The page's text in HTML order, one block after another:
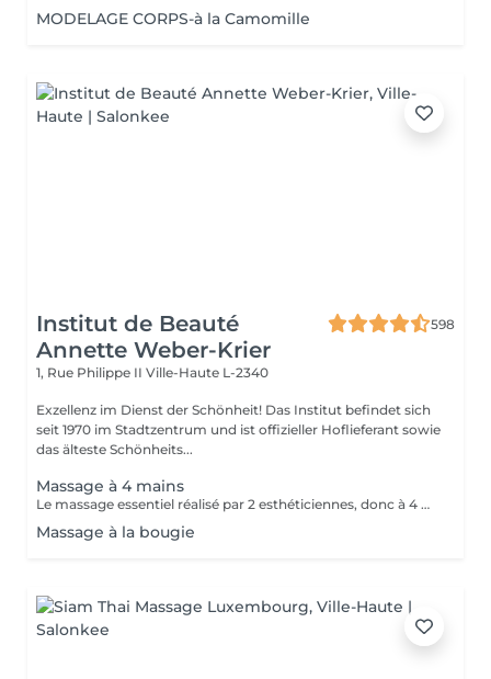
MODELAGE CORPS-à la Camomille
Institut de Beauté
Annette Weber-Krier
598
1, Rue Philippe II Ville-Haute L-2340
Exzellenz im Dienst der Schönheit! Das Institut befindet sich
seit 1970 im Stadtzentrum und ist offizieller Hoflieferant sowie
das älteste Schönheits...
Massage à 4 mains
Le massage essentiel réalisé par 2 esthéticiennes, donc à 4 mains est un massage du corps complet aux huiles essentielles, qui apporte une profonde relaxation. C'est une technique favorisant la circulation énergétique et qui réactive le métabolisme. C'est un massage où on retrouve le plaisir de donner et de recevoir. En fait c'est un mélange de différentes techniques : californienne, quant au rythme, la fluidité, manoeuvres enveloppantes, et suédoise, travail précis sur les différentes parties du corps.
Massage à la bougie